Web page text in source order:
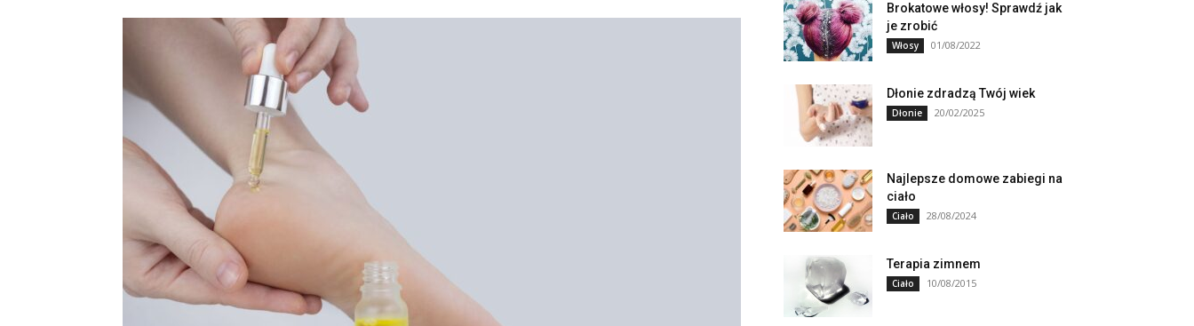
Brokatowe włosy! Sprawdź jak
je zrobić
Włosy 01/08/2022
Dłonie zdradzą Twój wiek
Dłonie 20/02/2025
Najlepsze domowe zabiegi na
ciało
Ciało 28/08/2024
Terapia zimnem
Ciało 10/08/2015